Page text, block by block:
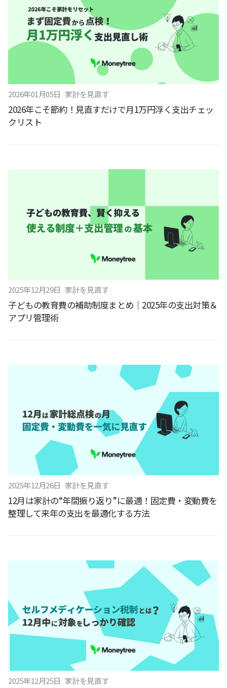
2026年01 月05日 家計を見直す
2026年こそ節約！見直すだけで月1万円浮く支出チェッ
クリスト
2025年12月29日 家計を見直す
子どもの教育費の補助制度まとめ｜2025年の支出対策＆
アプリ管理術
2025年12月26日 家計を見直す
12月は家計の“年間振り返り”に最適！固定費・変動費を
整理して来年の支出を最適化する方法
2025年12月25日 家計を見直す